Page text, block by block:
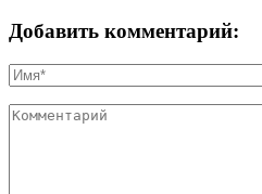
Добавить комментарий: